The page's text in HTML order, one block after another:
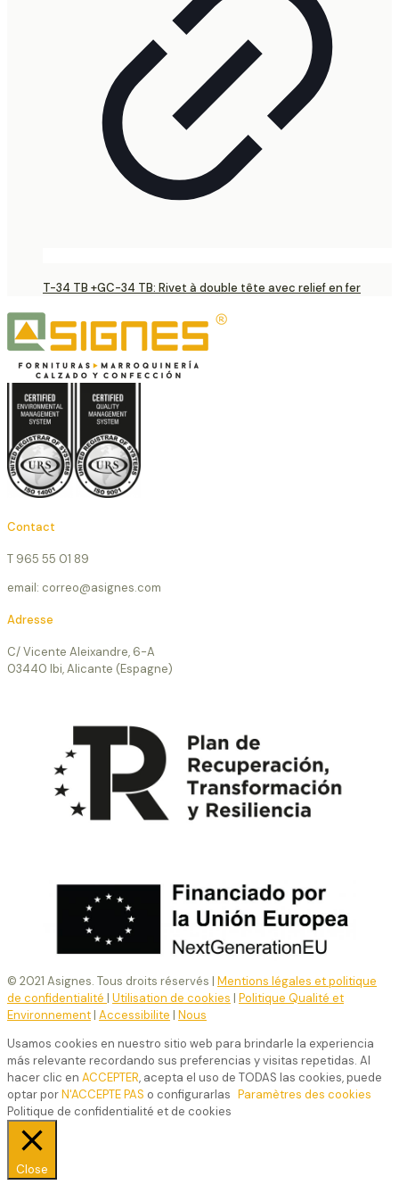
T-34 TB +GC-34 TB: Rivet à double tête avec relief en fer
Contact
T 965 55 01 89
email: correo@asignes.com
Adresse
C/ Vicente Aleixandre, 6-A
03440 Ibi, Alicante (Espagne)
© 2021 Asignes. Tous droits réservés | Mentions légales et politique
de confidentialité | Utilisation de cookies | Politique Qualité et
Environnement| Accessibilite | Nous
Usamos cookies en nuestro sitio web para brindarle la experiencia
más relevante recordando sus preferencias y visitas repetidas. Al
hacer clic en ACCEPTER, acepta el uso de TODAS las cookies, puede
optar porN'ACCEPTE PAS o configurarlas Paramètres des cookies
Politique de confidentialité et de cookies
Close